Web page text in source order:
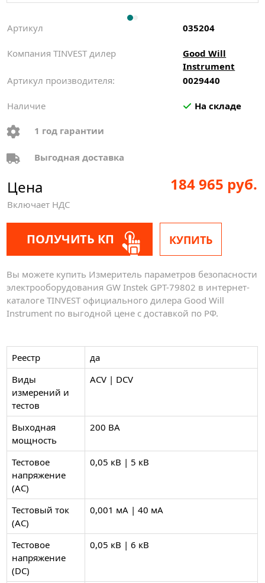
Артикул 035204
Компания TINVEST дилер
Good Will
Instrument
Артикул производителя:
0029440
Наличие На складе
1 год гарантии
Выгодная доставка
Цена
Включает НДС
184 965 руб.
ПОЛУЧИТЬ КП КУПИТЬ
Вы можете купить Измеритель параметров безопасности
электрооборудования GW Instek GPT-79802 в интернет-
каталоге TINVEST официального дилера Good Will
Instrument по выгодной цене с доставкой по РФ.
Реестр
да
Виды
измерений и
тестов
ACV | DCV
Выходная
мощность
200 ВА
Тестовое
напряжение
(AC)
0,05 кВ | 5 кВ
Тестовый ток
(AC)
0,001 мА | 40 мА
Тестовое
напряжение
(DC)
0,05 кВ | 6 кВ